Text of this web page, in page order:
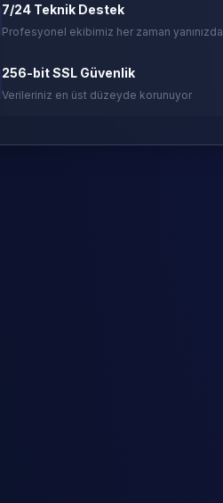
7/24 Teknik Destek
Profesyonel ekibimiz her zaman yanınızda
256-bit SSL Güvenlik
Verileriniz en üst düzeyde korunuyor